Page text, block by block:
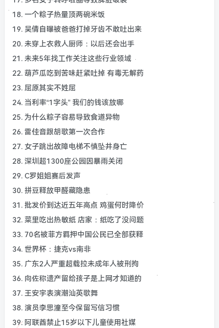
18. 一个粽子热量顶两碗米饭
19. 吴倩自曝被爸爸打掉牙齿不敢吐出来
20. 未穿上衣救人厨师：以后还会出手
21. 未来5年找工作关注这些行业领域
22. 葫芦瓜吃到苦味赶紧吐掉 有毒无解药
23. 屈原其实不姓屈
24. 当利率“1字头” 我们的钱该放哪
25. 为什么粽子容易导致食道异物
26. 雷佳音跟胡歌第一次合作
27. 女子跳出故障电梯不慎坠井身亡
28. 深圳超1300座公园因暴雨关闭
29. C罗姐姐赛后发声
30. 拼豆释放甲醛藏隐患
31. 批发价到达近五年高点 鸡蛋何时降价
32. 菜里吃出热敏纸 店家：纸吃了没问题
33. 70名被菲方羁押中国公民已全部获释
34. 世界杯：捷克vs南非
35. 广东2人严重超载拉未成年人被刑拘
36. 向佐称遗产留给孩子是上网才知道的
37. 王安宇表演潮汕英歌舞
38. 演员李思潼至今保留写信习惯
39. 阿联酋禁止15岁以下儿童使用社媒